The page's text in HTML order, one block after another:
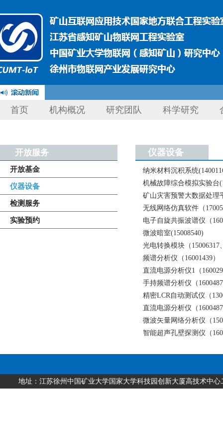
首页 机构概况 研究团队 科学研究
开放服务
开放基金
仪器设备
检测服务
实验预约
仪器设备
纳米材料沉积系统
机械故障综合模拟实验台
矿山灾害预警大数据处理
无线网络仿真软件（
电子自旋共振波谱仪（
微波暗室(15008540)
光电转换模块（15006317
频谱分析仪（16001439）
直流电源分析仪1（
手持频谱分析仪（
精密LCR自动测试仪（
直流电源分析仪（
微波矢量网络分析仪（
智能超声孔壁探测仪（
地址：江苏徐州中国矿业大学国家大学科技园创新大厦高技术